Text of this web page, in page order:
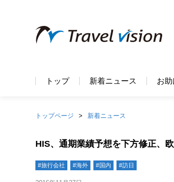
トップ 新着ニュース お
トップページ 新着ニュース
HIS、通期業績予想を下方修正、
#旅行会社 #海外 #国内 #訪日